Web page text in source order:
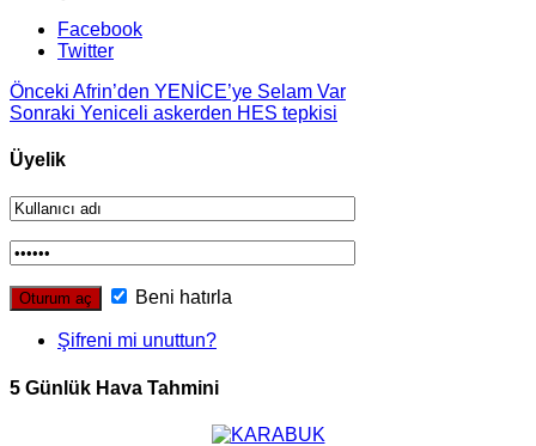
Facebook
Twitter
Önceki Afrin’den YENİCE’ye Selam Var
Sonraki Yeniceli askerden HES tepkisi
Üyelik
Beni hatırla
Şifreni mi unuttun?
5 Günlük Hava Tahmini